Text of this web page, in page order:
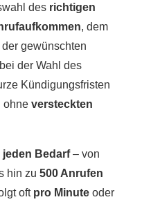
des richtigen
, dem
gewünschten
der Wahl des
Kündigungsfristen
ohne versteckten
jeden Bedarf– von
hin zu 500 Anrufen
oft pro Minute oder